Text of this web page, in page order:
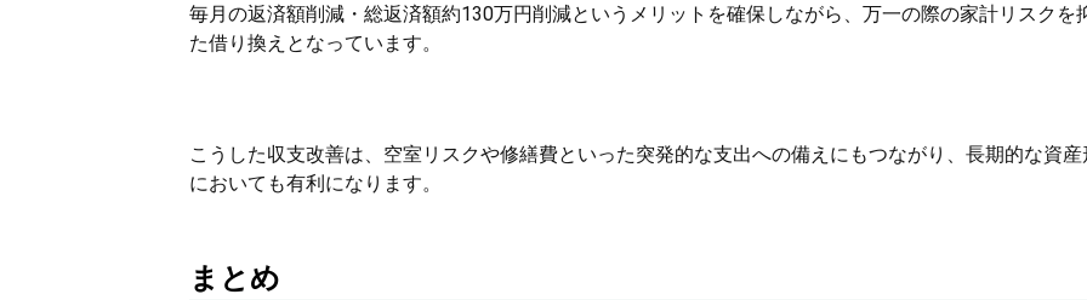
毎月の返済額削減・総返済額約130万円削減というメリットを確保しながら、万一の際の家計リスクを
た借り換えとなっています。
こうした収支改善は、空室リスクや修繕費といった突発的な支出への備えにもつながり、長期的な資産
においても有利になります。
まとめ